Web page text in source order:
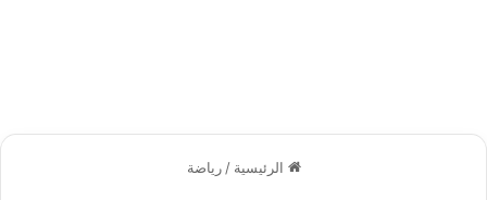
الرئيسية / رياضة